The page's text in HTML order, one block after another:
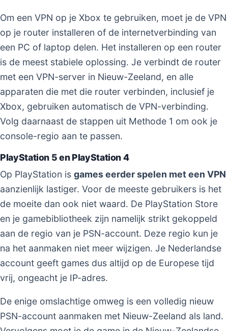
Om een VPN op je Xbox te gebruiken, moet je de VPN
op je router installeren of de internetverbinding van
een PC of laptop delen. Het installeren op een router
is de meest stabiele oplossing. Je verbindt de router
met een VPN-server in Nieuw-Zeeland, en alle
apparaten die met die router verbinden, inclusief je
Xbox, gebruiken automatisch de VPN-verbinding.
Volg daarnaast de stappen uit Methode 1 om ook je
console-regio aan te passen.
PlayStation 5 en PlayStation 4
Op PlayStation is games eerder spelen met een VPN
aanzienlijk lastiger. Voor de meeste gebruikers is het
de moeite dan ook niet waard. De PlayStation Store
en je gamebibliotheek zijn namelijk strikt gekoppeld
aan de regio van je PSN-account. Deze regio kun je
na het aanmaken niet meer wijzigen. Je Nederlandse
account geeft games dus altijd op de Europese tijd
vrij, ongeacht je IP-adres.
De enige omslachtige omweg is een volledig nieuw
PSN-account aanmaken met Nieuw-Zeeland als land.